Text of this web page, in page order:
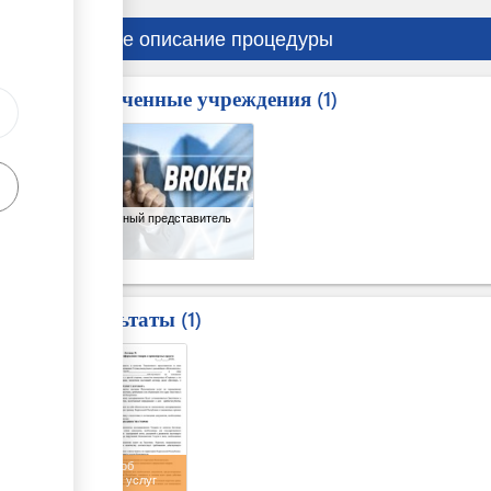
Краткое описание процедуры
Вовлеченные учреждения 1
Таможенный представитель
Результаты 1
Договор об
оказании услуг